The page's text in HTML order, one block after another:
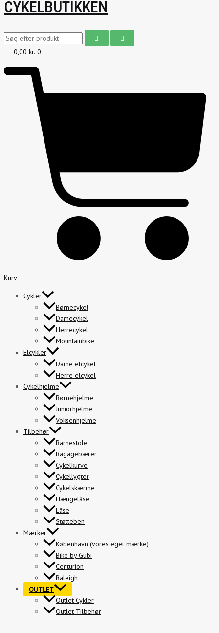
CYKELBUTIKKEN
0,00 kr. 0
Kurv
Cykler
Børnecykel
Damecykel
Herrecykel
Mountainbike
Elcykler
Dame elcykel
Herre elcykel
Cykelhjelme
Børnehjelme
Juniorhjelme
Voksenhjelme
Tilbehør
Barnestole
Bagagebærer
Cykelkurve
Cykellygter
Cykelskærme
Hængelåse
Låse
Støtteben
Mærker
København (vores eget mærke)
Bike by Gubi
Centurion
Raleigh
OUTLET
Outlet Cykler
Outlet Tilbehør